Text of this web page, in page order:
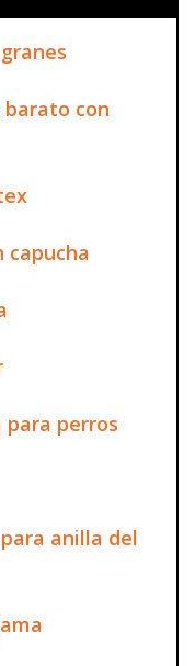
barato con
capucha
para perros
anilla del